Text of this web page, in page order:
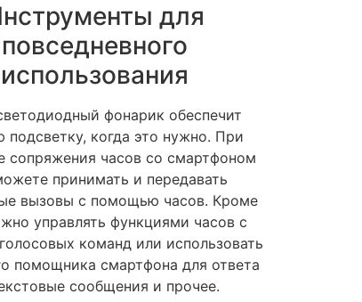
для
повседневного
использования
фонарик обеспечит
подсветку, когда это нужно. При
сопряжения часов со смартфоном
принимать и передавать
вызовы с помощью часов. Кроме
управлять функциями часов с
команд или использовать
помощника смартфона для ответа
сообщения и прочее.